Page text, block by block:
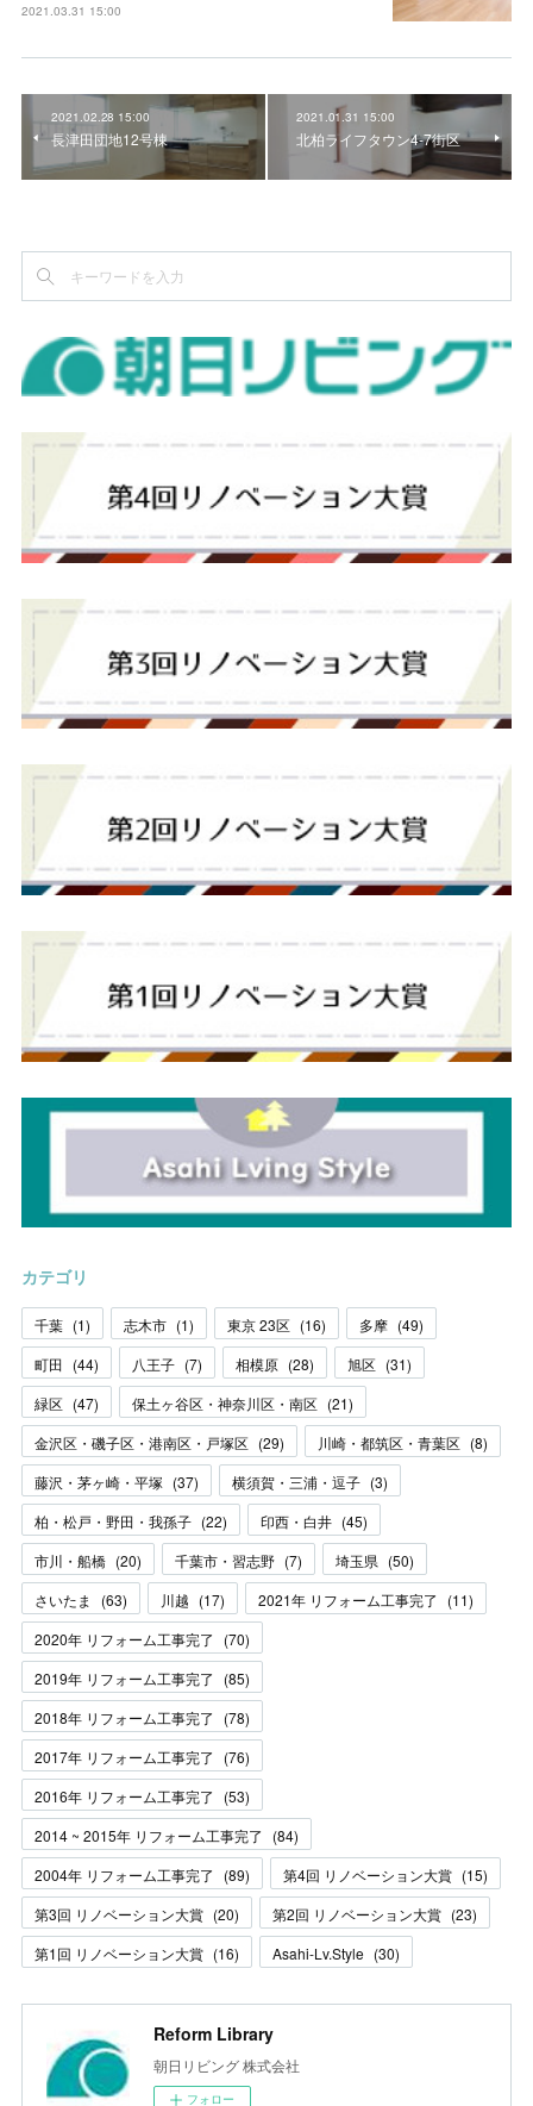
2021.03.31 15:00
2021.02.28 15:00
長津田団地12号棟
2021.01.31 15:00
北柏ライフタウン4-7街区
カテゴリ
千葉 (1) 志木市 (1) 東京 23区 (16) 多摩 (49)
町田 (44) 八王子 (7) 相模原 (28) 旭区 (31)
緑区 (47) 保土ヶ谷区・神奈川区・南区 (21)
金沢区・磯子区・港南区・戸塚区 (29) 川崎・都筑区・青葉区 (8)
藤沢・茅ヶ崎・平塚 (37) 横須賀・三浦・逗子 (3)
柏・松戸・野田・我孫子 (22) 印西・白井 (45)
市川・船橋 (20) 千葉市・習志野 (7) 埼玉県 (50)
さいたま
(63) 川越 (17) 2021年 リフォーム工事完了 (11)
2020年 リフォーム工事完了
(70)
2019年 リフォーム工事完了
(85)
2018年 リフォーム工事完了
(78)
2017年 リフォーム工事完了
(76)
2016年 リフォーム工事完了
(53)
2014 ~ 2015年 リフォーム工事完了
(84)
2004年 リフォーム工事完了
(89) 第4回 リノベーション大賞 (15)
第3回 リノベーション大賞 (20) 第2回 リノベーション大賞 (23)
第1回 リノベーション大賞 (16) Asahi-Lv.Style (30)
Reform Library
朝日リビング 株式会社
フォロー